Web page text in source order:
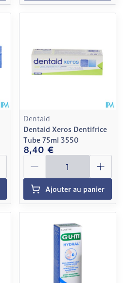
Dentaid
Dentaid Xeros Dentifrice
Tube 75ml 3550
8,40 €
Quantité
Ajouter au panier